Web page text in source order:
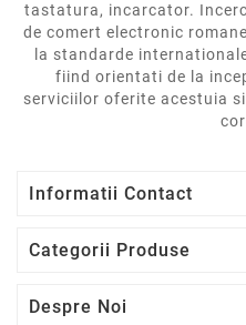
tastatura, incarcator.
de comert electronic
la standarde
fiind orientati de la
serviciilor oferite acestuia
Informatii Contact
Categorii Produse
Despre Noi